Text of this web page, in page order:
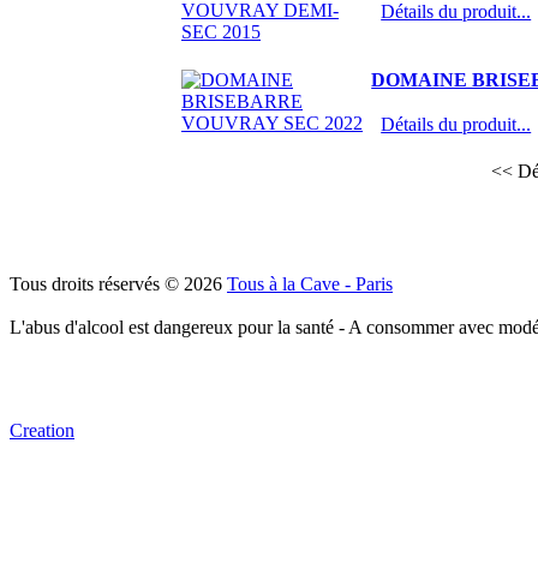
Détails du produit...
DOMAINE
Détails du produit...
<<
Tous droits réservés © 2026 Tous à la Cave - Paris
L'abus d'alcool est dangereux pour la santé - A consommer avec
Creation